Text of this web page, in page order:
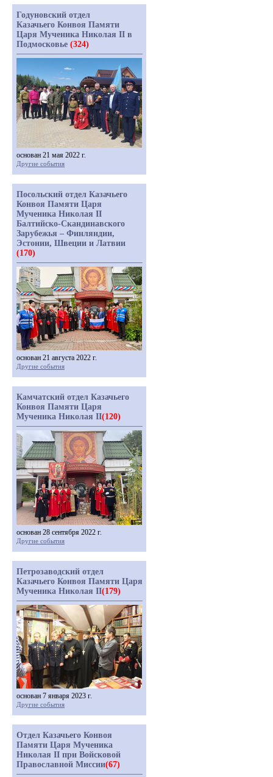
Годуновский отдел
Казачьего Конвоя Памяти
Царя Мученика Николая II в
Подмосковье (324)
основан 21 мая 2022 г.
Другие события
Посольский отдел Казачьего
Конвоя Памяти Царя
Мученика Николая II
Балтийско-Скандинавского
Зарубежья – Финляндии,
Эстонии, Швеции и Латвии
(170)
основан 21 августа 2022 г.
Другие события
Камчатский отдел Казачьего
Конвоя Памяти Царя
Мученика Николая II(120)
основан 28 сентября 2022 г.
Другие события
Петрозаводский отдел
Казачьего Конвоя Памяти Царя
Мученика Николая II(179)
основан 7 января 2023 г.
Другие события
Отдел Казачьего Конвоя
Памяти Царя Мученика
Николая II при Войсковой
Православной Миссии(67)